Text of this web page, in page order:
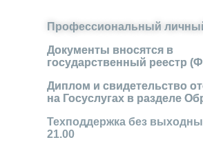
Профессиональный
Документы вносятся в
государственный реестр
Диплом и свидетельство
на Госуслугах в разделе
Техподдержка без
21.00